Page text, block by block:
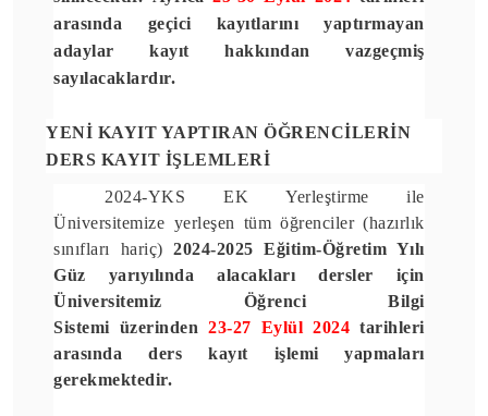
arasında geçici kayıtlarını yaptırmayan
adaylar kayıt hakkından vazgeçmiş
sayılacaklardır.
YENİ KAYIT YAPTIRAN ÖĞRENCİLERİN
DERS KAYIT İŞLEMLERİ
2024-YKS EK Yerleştirme ile
Üniversitemize yerleşen tüm öğrenciler (hazırlık
sınıfları hariç)2024-2025 Eğitim-Öğretim Yılı
Güz yarıyılında alacakları dersler için
Üniversitemiz Öğrenci Bilgi
Sistemi üzerinden23-27 Eylül 2024tarihleri
arasında ders kayıt işlemi yapmaları
gerekmektedir.